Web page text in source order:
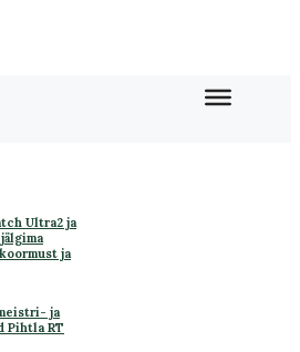
Ultra2 ja
ja
ja
Pihtla RT